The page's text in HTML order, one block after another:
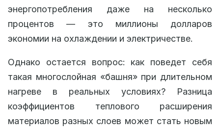
энергопотребления даже на несколько
процентов — это миллионы долларов
экономии на охлаждении и электричестве.
Однако остается вопрос: как поведет себя
такая многослойная «башня» при длительном
нагреве в реальных условиях? Разница
коэффициентов теплового расширения
материалов разных слоев может стать новым